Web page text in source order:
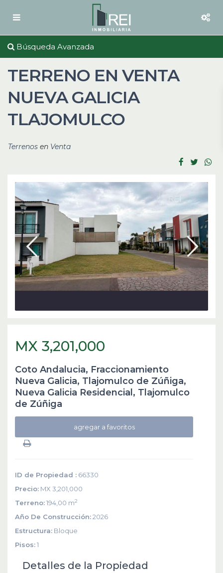
Búsqueda Avanzada
TERRENO EN VENTA
NUEVA GALICIA
TLAJOMULCO
Terrenos en Venta
MX 3,201,000
Coto Andalucia, Fraccionamiento
Nueva Galicia, Tlajomulco de Zúñiga,
Nueva Galicia Residencial , Tlajomulco
de Zúñiga
agregar a favoritos
ID de Propiedad : 66330
Precio: MX 3,201,000
Terreno:194,00 m2
Año De Construcción:2026
Estructura: Bloque
Pisos:1
Detalles de la Propiedad